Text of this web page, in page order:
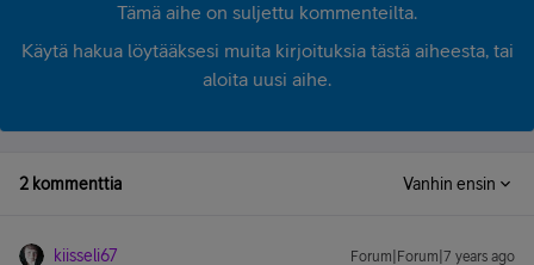
Tämä aihe on suljettu kommenteilta.
Käytä hakua löytääksesi muita kirjoituksia tästä aiheesta, tai
aloita uusi aihe.
2 kommenttia Vanhin ensin
kiisseli67 Forum|Forum|7 years ago